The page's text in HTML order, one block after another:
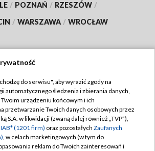
/ POZNAŃ / RZESZÓW /
/ WARSZAWA / WROCŁAW
TVP
TVP
Regulamin TVP
Polityka prywatności
Moje zgody
do serwisu", aby wyrazić zgody na
automatycznego śledzenia i zbierania danych,
urządzeniu końcowym i ich
przetwarzanie Twoich danych osobowych przez
S.A. w likwidacji (zwaną dalej również „TVP”),
(1201 firm) oraz pozostałych Zaufanych
, w celach marketingowych (w tym do
reklam do Twoich zainteresowań i